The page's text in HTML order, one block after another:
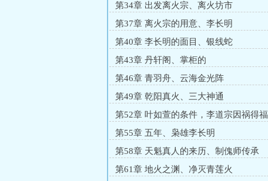
第34章 出发离火宗、离火坊市
第37章 离火宗的用意、李长明
第40章 李长明的面目、银线蛇
第43章 丹轩阁、掌柜的
第46章 青羽舟、云海金光阵
第49章 乾阳真火、三大神通
第52章 叶如萱的条件，李道宗因祸得福
第55章 五年、枭雄李长明
第58章 天魁真人的来历、制傀师传承
第61章 地火之渊、净灭青莲火